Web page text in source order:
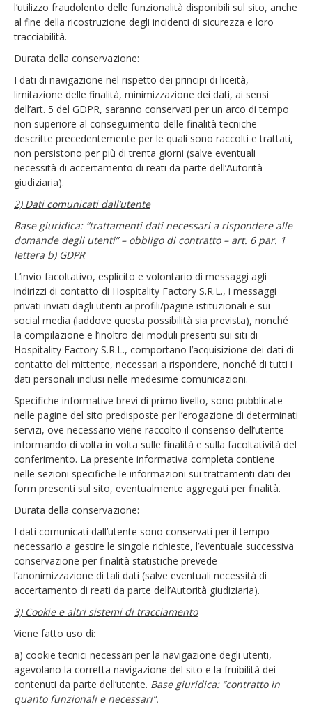
l’utilizzo fraudolento delle funzionalità disponibili sul sito, anche
al fine della ricostruzione degli incidenti di sicurezza e loro
tracciabilità.
Durata della conservazione:
I dati di navigazione nel rispetto dei principi di liceità,
limitazione delle finalità, minimizzazione dei dati, ai sensi
dell’art. 5 del GDPR, saranno conservati per un arco di tempo
non superiore al conseguimento delle finalità tecniche
descritte precedentemente per le quali sono raccolti e trattati,
non persistono per più di trenta giorni (salve eventuali
necessità di accertamento di reati da parte dell’Autorità
giudiziaria).
2) Dati comunicati dall’utente
Base giuridica: “trattamenti dati necessari a rispondere alle
domande degli utenti” – obbligo di contratto – art. 6 par. 1
lettera b) GDPR
L’invio facoltativo, esplicito e volontario di messaggi agli
indirizzi di contatto di Hospitality Factory S.R.L., i messaggi
privati inviati dagli utenti ai profili/pagine istituzionali e sui
social media (laddove questa possibilità sia prevista), nonché
la compilazione e l’inoltro dei moduli presenti sui siti di
Hospitality Factory S.R.L., comportano l’acquisizione dei dati di
contatto del mittente, necessari a rispondere, nonché di tutti i
dati personali inclusi nelle medesime comunicazioni.
Specifiche informative brevi di primo livello, sono pubblicate
nelle pagine del sito predisposte per l’erogazione di determinati
servizi, ove necessario viene raccolto il consenso dell’utente
informando di volta in volta sulle finalità e sulla facoltatività del
conferimento. La presente informativa completa contiene
nelle sezioni specifiche le informazioni sui trattamenti dati dei
form presenti sul sito, eventualmente aggregati per finalità.
Durata della conservazione:
I dati comunicati dall’utente sono conservati per il tempo
necessario a gestire le singole richieste, l’eventuale successiva
conservazione per finalità statistiche prevede
l’anonimizzazione di tali dati (salve eventuali necessità di
accertamento di reati da parte dell’Autorità giudiziaria).
3) Cookie e altri sistemi di tracciamento
Viene fatto uso di:
a) cookie tecnici necessari per la navigazione degli utenti,
agevolano la corretta navigazione del sito e la fruibilità dei
contenuti da parte dell’utente. Base giuridica: “contratto in
quanto funzionali e necessari”.